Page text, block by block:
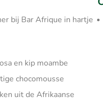
bij Bar Afrique in hartje
en kip moambe
chocomousse
uit de Afrikaanse